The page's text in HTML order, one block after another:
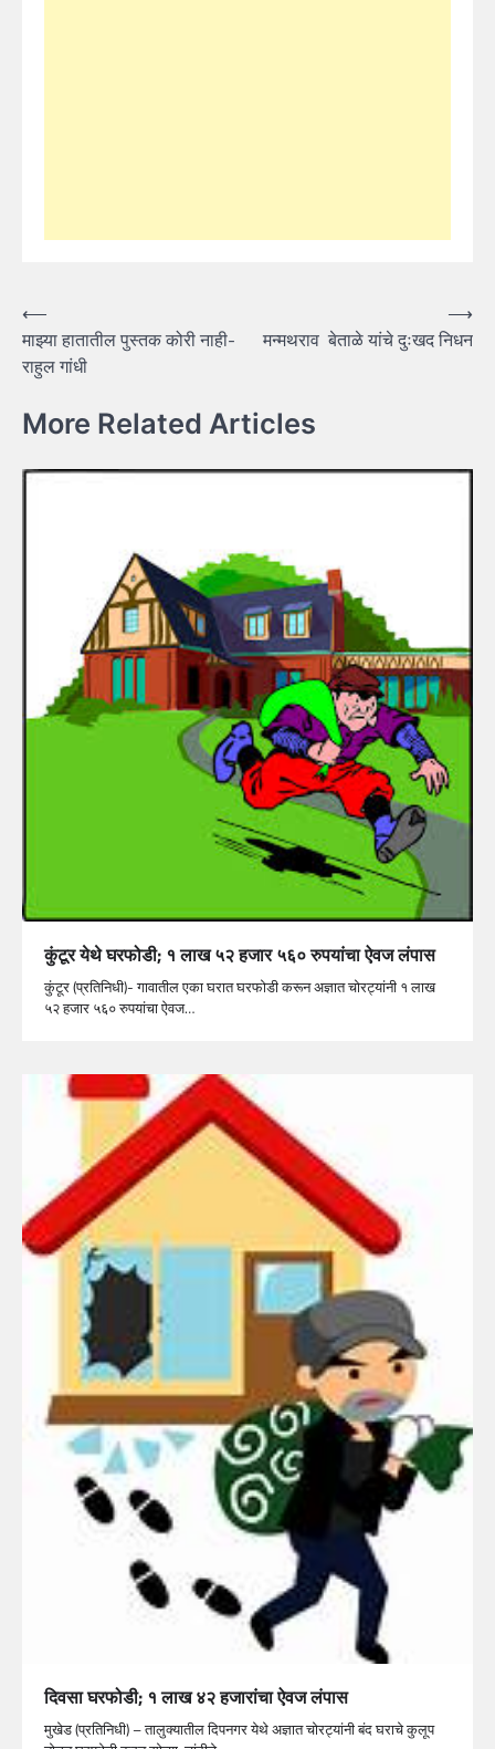
Post
navigation
⟵
माझ्या हातातील पुस्तक कोरी नाही-
राहुल गांधी
मन्मथराव‌ बेताळे यांचे दुःखद निधन
⟶
More Related Articles
कुंटूर येथे घरफोडी; १ लाख ५२ हजार ५६० रुपयांचा ऐवज लंपास
कुंटूर (प्रतिनिधी)- गावातील एका घरात घरफोडी करून अज्ञात चोरट्यांनी १ लाख
५२ हजार ५६० रुपयांचा ऐवज…
दिवसा घरफोडी; १ लाख ४२ हजारांचा ऐवज लंपास
मुखेड (प्रतिनिधी) – तालुक्यातील दिपनगर येथे अज्ञात चोरट्यांनी बंद घराचे कुलूप